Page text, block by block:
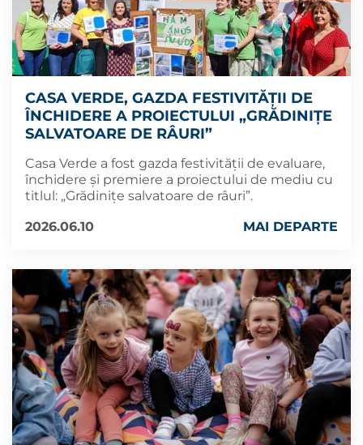
CASA VERDE, GAZDA FESTIVITĂȚII DE
ÎNCHIDERE A PROIECTULUI „GRĂDINIȚE
SALVATOARE DE RÂURI”
Casa Verde a fost gazda festivității de evaluare,
închidere și premiere a proiectului de mediu cu
titlul: „Grădinițe salvatoare de râuri”.
2026.06.10
MAI DEPARTE